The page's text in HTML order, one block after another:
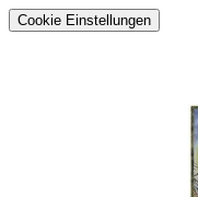
Cookie Einstellungen